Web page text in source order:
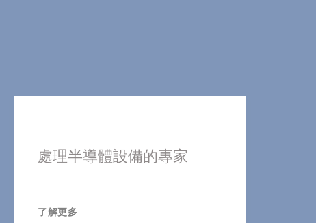
處理半導體設備的專家
了解更多